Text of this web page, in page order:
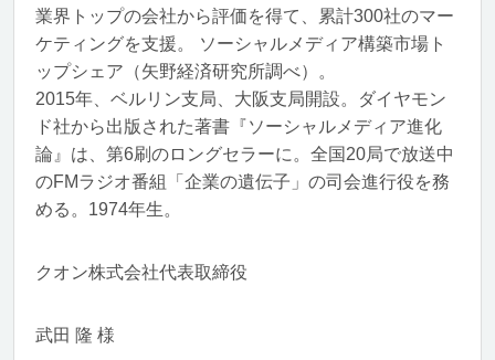
業界トップの会社から評価を得て、累計300社のマー
ケティングを支援。 ソーシャルメディア構築市場ト
ップシェア（矢野経済研究所調べ）。
2015年、ベルリン支局、大阪支局開設。ダイヤモン
ド社から出版された著書『ソーシャルメディア進化
論』は、第6刷のロングセラーに。全国20局で放送中
のFMラジオ番組「企業の遺伝子」の司会進行役を務
める。1974年生。
クオン株式会社代表取締役
武田 隆 様